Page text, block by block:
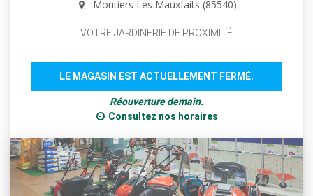
Moutiers Les Mauxfaits (85540)
VOTRE JARDINERIE DE PROXIMITÉ
LE MAGASIN EST ACTUELLEMENT FERMÉ.
Réouverture demain.
Consultez nos horaires